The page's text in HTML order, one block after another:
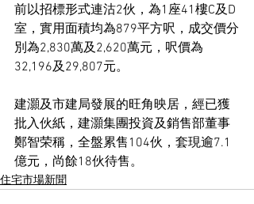
前以招標形式連沽2伙，為1座41樓C及D
室，實用面積均為879平方呎，成交價分
別為2,830萬及2,620萬元，呎價為
32,196及29,807元。
建灝及市建局發展的旺角映居，經已獲
批入伙紙，建灝集團投資及銷售部董事
鄭智荣稱，全盤累售104伙，套現逾7.1
億元，尚餘18伙待售。
住宅市場新聞